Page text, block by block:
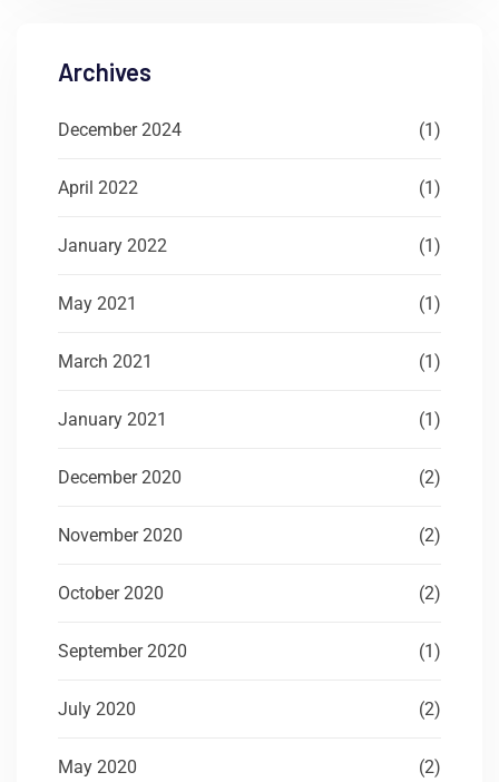
Archives
December 2024 (1)
April 2022 (1)
January 2022 (1)
May 2021 (1)
March 2021 (1)
January 2021 (1)
December 2020 (2)
November 2020 (2)
October 2020 (2)
September 2020 (1)
July 2020 (2)
May 2020 (2)